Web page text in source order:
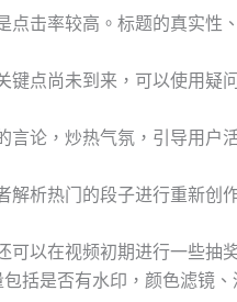
点击率较高。标题的真实性
键点尚未到来，可以使用疑
言论，炒热气氛，引导用户
解析热门的段子进行重新创
以在视频初期进行一些抽
括是否有水印，颜色滤镜